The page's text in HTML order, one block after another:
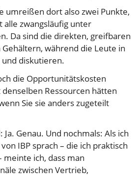
umreißen dort also zwei Punkte,
alle zwangsläufig unter
Da sind die direkten, greifbaren
während die Leute in
diskutieren.
die Opportunitätskosten
denselben Ressourcen hätten
Sie sie anders zugeteilt
: Ja. Genau. Und nochmals: Als ich
IBP sprach – die ich praktisch
meinte ich, dass man
zwischen Vertrieb,